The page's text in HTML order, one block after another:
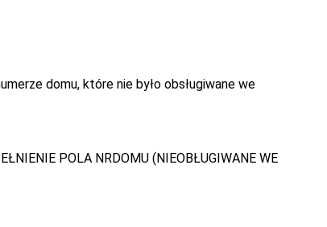
domu, które nie było obsługiwane we
POLA NRDOMU (NIEOBŁUGIWANE WE